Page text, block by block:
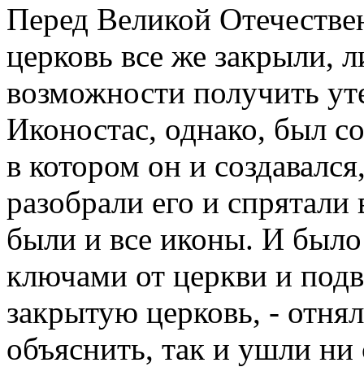
Перед Великой
церковь все же закрыли,
возможности получить
Иконостас, однако, был
в котором он и
разобрали его и
были и все иконы. И было
ключами от церкви и
закрытую церковь, -
объяснить, так и ушли ни